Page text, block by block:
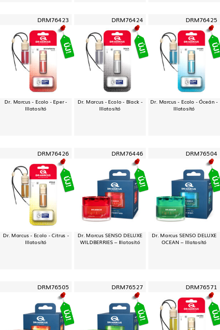
DRM76423
Dr. Marcus - Ecolo - Eper -
Illatosító
DRM76424
Dr. Marcus - Ecolo - Black -
Illatosító
DRM76425
Dr. Marcus - Ecolo - Óceán -
Illatosító
DRM76426
Dr. Marcus - Ecolo - Citrus -
Illatosító
DRM76446
Dr. Marcus SENSO DELUXE
WILDBERRIES – Illatosító
DRM76504
Dr. Marcus SENSO DELUXE
OCEAN – Illatosító
DRM76505 DRM76527 DRM76571